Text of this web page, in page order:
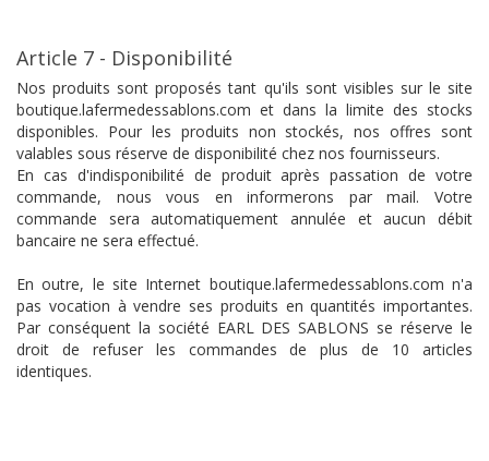
Article 7 - Disponibilité
Nos produits sont proposés tant qu'ils sont visibles sur le site
boutique.lafermedessablons.com et dans la limite des stocks
disponibles. Pour les produits non stockés, nos offres sont
valables sous réserve de disponibilité chez nos fournisseurs.
En cas d'indisponibilité de produit après passation de votre
commande, nous vous en informerons par mail. Votre
commande sera automatiquement annulée et aucun débit
bancaire ne sera effectué.
En outre, le site Internet boutique.lafermedessablons.com n'a
pas vocation à vendre ses produits en quantités importantes.
Par conséquent la société EARL DES SABLONS se réserve le
droit de refuser les commandes de plus de 10 articles
identiques.